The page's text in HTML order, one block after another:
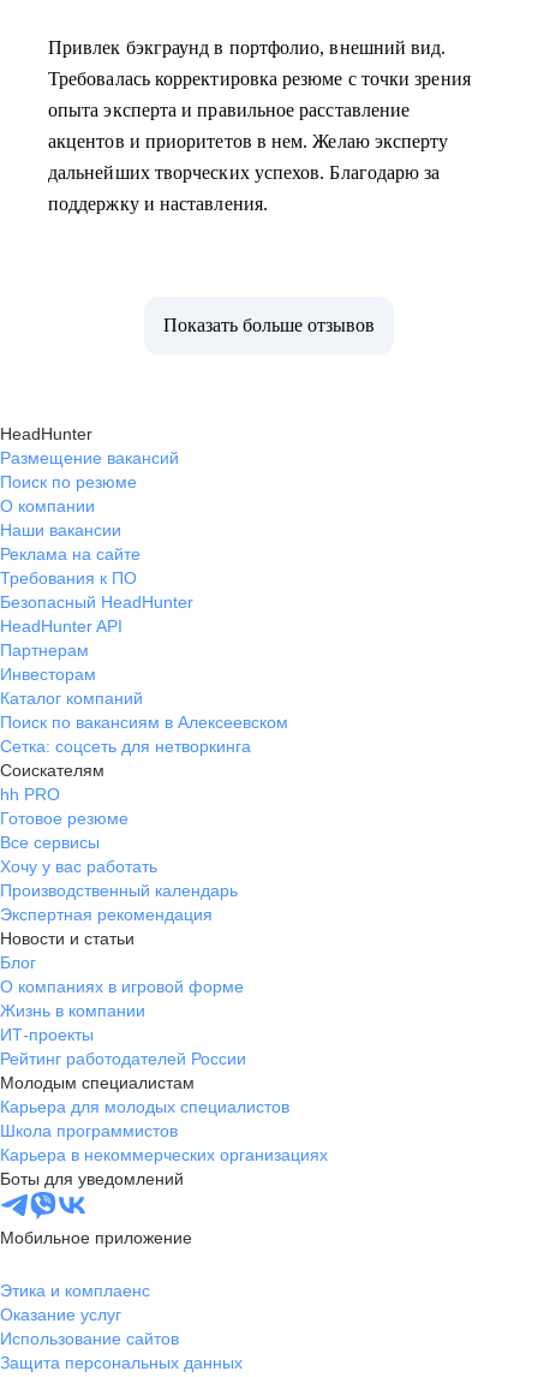
Привлек бэкграунд в портфолио, внешний вид.
Требовалась корректировка резюме с точки зрения
опыта эксперта и правильное расставление
акцентов и приоритетов в нем. Желаю эксперту
дальнейших творческих успехов. Благодарю за
поддержку и наставления.
Показать больше отзывов
HeadHunter
Размещение вакансий
Поиск по резюме
О компании
Наши вакансии
Реклама на сайте
Требования к ПО
Безопасный HeadHunter
HeadHunter API
Партнерам
Инвесторам
Каталог компаний
Поиск по вакансиям в Алексеевском
Сетка: соцсеть для нетворкинга
Соискателям
hh PRO
Готовое резюме
Все сервисы
Хочу у вас работать
Производственный календарь
Экспертная рекомендация
Новости и статьи
Блог
О компаниях в игровой форме
Жизнь в компании
ИТ-проекты
Рейтинг работодателей России
Молодым специалистам
Карьера для молодых специалистов
Школа программистов
Карьера в некоммерческих организациях
Боты для уведомлений
Мобильное приложение
Этика и комплаенс
Оказание услуг
Использование сайтов
Защита персональных данных